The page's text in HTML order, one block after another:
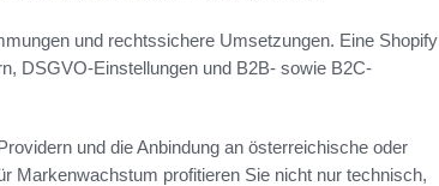
und rechtssichere Umsetzungen. Eine Shopify
DSGVO-Einstellungen und B2B- sowie B2C-
und die Anbindung an österreichische oder
Markenwachstum profitieren Sie nicht nur technisch,